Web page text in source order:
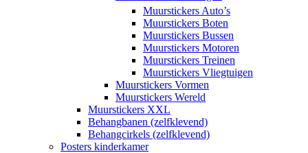
Muurstickers Auto’s
Muurstickers Boten
Muurstickers Bussen
Muurstickers Motoren
Muurstickers Treinen
Muurstickers Vliegtuigen
Muurstickers Vormen
Muurstickers Wereld
Muurstickers XXL
Behangbanen (zelfklevend)
Behangcirkels (zelfklevend)
Posters kinderkamer